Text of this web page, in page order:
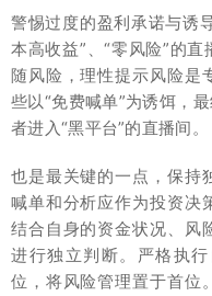
警惕过度的盈利承诺与诱
本高收益”、“零风险”的
随风险，理性提示风险是
些以“免费喊单”为诱饵，
者进入“黑平台”的直播间。
也是最关键的一点，保持
喊单和分析应作为投资决
结合自身的资金状况、风
进行独立判断。严格执
位，将风险管理置于首位